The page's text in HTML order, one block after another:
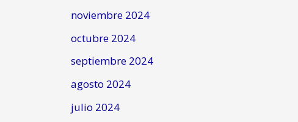
noviembre 2024
octubre 2024
septiembre 2024
agosto 2024
julio 2024